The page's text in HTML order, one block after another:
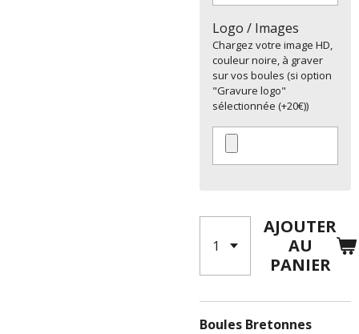
Logo / Images
Chargez votre image HD,
couleur noire, à graver
sur vos boules (si option
"Gravure logo"
sélectionnée (+20€))
AJOUTER
AU
PANIER
Boules Bretonnes